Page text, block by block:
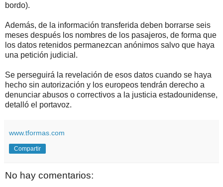
bordo).
Además, de la información transferida deben borrarse seis
meses después los nombres de los pasajeros, de forma que
los datos retenidos permanezcan anónimos salvo que haya
una petición judicial.
Se perseguirá la revelación de esos datos cuando se haya
hecho sin autorización y los europeos tendrán derecho a
denunciar abusos o correctivos a la justicia estadounidense,
detalló el portavoz.
www.tformas.com
Compartir
No hay comentarios: